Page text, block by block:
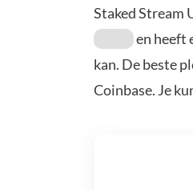
Staked Stream
en heeft
kan. De beste
Coinbase. Je